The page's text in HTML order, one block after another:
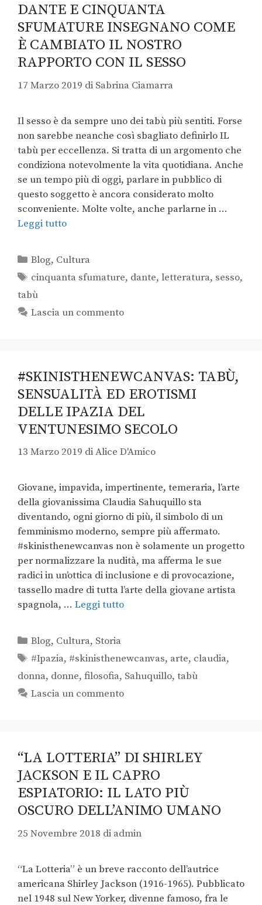
DANTE E CINQUANTA
SFUMATURE INSEGNANO COME
È CAMBIATO IL NOSTRO
RAPPORTO CON IL SESSO
17 Marzo 2019 di Sabrina Ciamarra
Il sesso è da sempre uno dei tabù più sentiti. Forse
non sarebbe neanche così sbagliato definirlo IL
tabù per eccellenza. Si tratta di un argomento che
condiziona notevolmente la vita quotidiana. Anche
se un tempo più di oggi, parlare in pubblico di
questo soggetto è ancora considerato molto
sconveniente. Molte volte, anche parlarne in …
Leggi tutto
Blog, Cultura
cinquanta sfumature, dante,letteratura, sesso,
tabù
Lascia un commento
#SKINISTHENEWCANVAS: TABÙ,
SENSUALITÀ ED EROTISMI
DELLE IPAZIA DEL
VENTUNESIMO SECOLO
13 Marzo 2019 diAlice D'Amico
Giovane, impavida, impertinente, temeraria, l’arte
della giovanissima Claudia Sahuquillo sta
diventando, ogni giorno di più, il simbolo di un
femminismo moderno, sempre più affermato.
#skinisthenewcanvas non è solamente un progetto
per normalizzare la nudità, ma afferma le sue
radici in un’ottica di inclusione e di provocazione,
tassello madre di tutta l’arte della giovane artista
spagnola, … Leggi tutto
Blog, Cultura, Storia
#Ipazia, #skinisthenewcanvas, arte, claudia,
donna, donne, filosofia, Sahuquillo, tabù
Lascia un commento
“LA LOTTERIA” DI SHIRLEY
JACKSON E IL CAPRO
ESPIATORIO: IL LATO PIÙ
OSCURO DELL’ANIMO UMANO
25 Novembre 2018 di admin
“La Lotteria” è un breve racconto dell’autrice
americana Shirley Jackson (1916-1965). Pubblicato
nel 1948 sul New Yorker, divenne famoso, fra le